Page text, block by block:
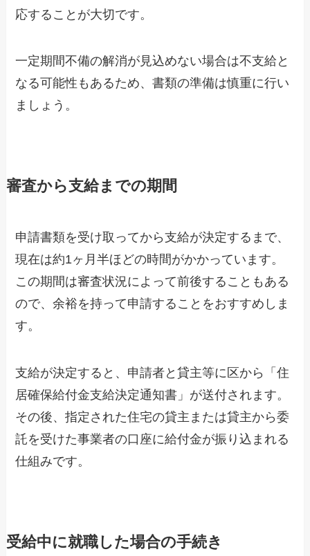
応することが大切です。
一定期間不備の解消が見込めない場合は不支給と
なる可能性もあるため、書類の準備は慎重に行い
ましょう。
審査から支給までの期間
申請書類を受け取ってから支給が決定するまで、
現在は約1ヶ月半ほどの時間がかかっています。
この期間は審査状況によって前後することもある
ので、余裕を持って申請することをおすすめしま
す。
支給が決定すると、申請者と貸主等に区から「住
居確保給付金支給決定通知書」が送付されます。
その後、指定された住宅の貸主または貸主から委
託を受けた事業者の口座に給付金が振り込まれる
仕組みです。
受給中に就職した場合の手続き